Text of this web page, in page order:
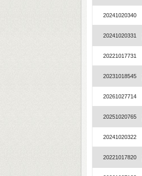
20241020340
20241020331
20221017731
20231018545
20261027714
20251020765
20241020322
20221017820